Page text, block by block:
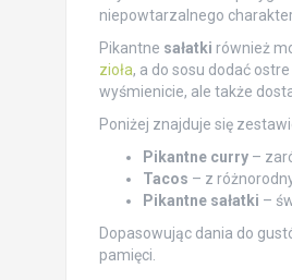
niepowtarzalnego
Pikantne sałatki również
zioła, a do sosu dodać
wyśmienicie, ale także
Poniżej znajduje się
Pikantne curry–
Tacos – z
Pikantne sałatki –
Dopasowując dania do
pamięci.